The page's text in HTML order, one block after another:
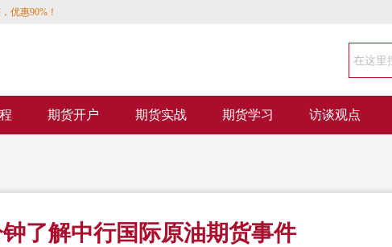
优惠90%！
期货开户 期货实战 期货学习 访谈观点
了解中行国际原油期货事件